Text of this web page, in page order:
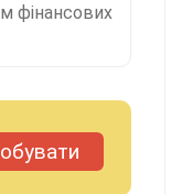
фінансових